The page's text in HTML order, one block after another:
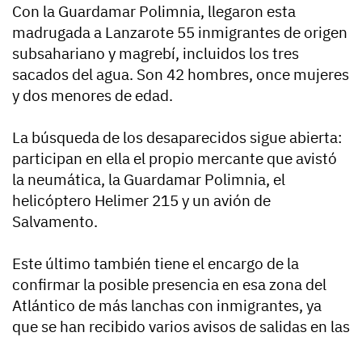
Con la Guardamar Polimnia, llegaron esta
madrugada a Lanzarote 55 inmigrantes de origen
subsahariano y magrebí, incluidos los tres
sacados del agua. Son 42 hombres, once mujeres
y dos menores de edad.
La búsqueda de los desaparecidos sigue abierta:
participan en ella el propio mercante que avistó
la neumática, la Guardamar Polimnia, el
helicóptero Helimer 215 y un avión de
Salvamento.
Este último también tiene el encargo de la
confirmar la posible presencia en esa zona del
Atlántico de más lanchas con inmigrantes, ya
que se han recibido varios avisos de salidas en las